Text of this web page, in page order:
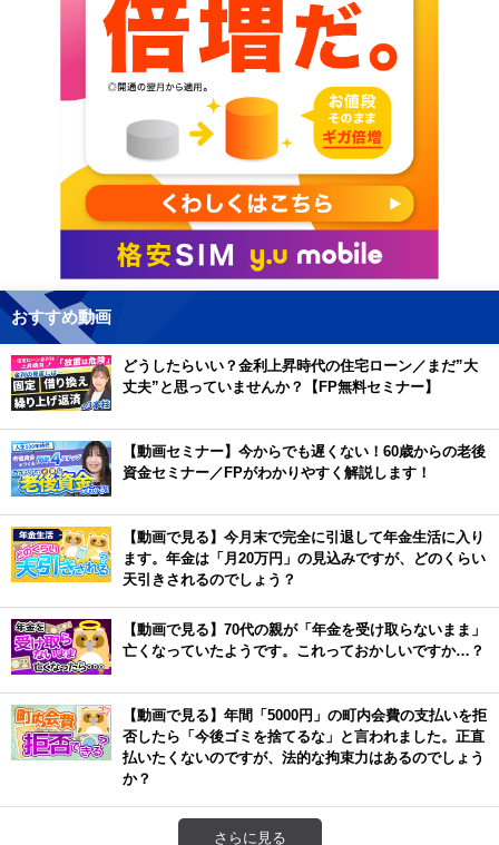
おすすめ動画
どうしたらいい？金利上昇時代の住宅ローン／まだ”大
丈夫”と思っていませんか？【FP無料セミナー】
【動画セミナー】今からでも遅くない！60歳からの老後
資金セミナー／FPがわかりやすく解説します！
【動画で見る】今月末で完全に引退して年金生活に入り
ます。年金は「月20万円」の見込みですが、どのくらい
天引きされるのでしょう？
【動画で見る】70代の親が「年金を受け取らないまま」
亡くなっていたようです。これっておかしいですか…？
【動画で見る】年間「5000円」の町内会費の支払いを拒
否したら「今後ゴミを捨てるな」と言われました。正直
払いたくないのですが、法的な拘束力はあるのでしょう
か？
さらに見る